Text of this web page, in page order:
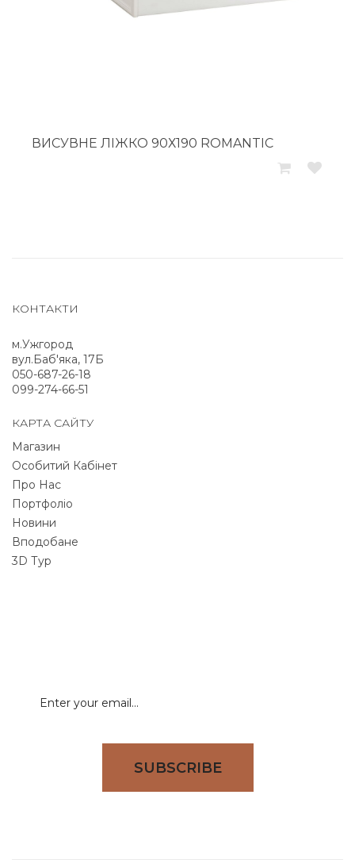
ВИСУВНЕ ЛІЖКО 90Х190 ROMANTIC
КОНТАКТИ
м.Ужгород
вул.Баб'яка, 17Б
050-687-26-18
099-274-66-51
КАРТА САЙТУ
Магазин
Особитий Кабінет
Про Нас
Портфоліо
Новини
Вподобане
3D Тур